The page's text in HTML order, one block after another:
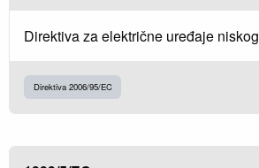
Direktiva za električne uređaje
Direktiva 2006/95/EC